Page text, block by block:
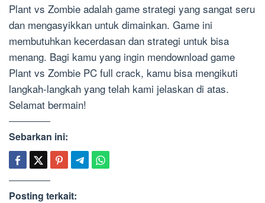
Plant vs Zombie adalah game strategi yang sangat seru
dan mengasyikkan untuk dimainkan. Game ini
membutuhkan kecerdasan dan strategi untuk bisa
menang. Bagi kamu yang ingin mendownload game
Plant vs Zombie PC full crack, kamu bisa mengikuti
langkah-langkah yang telah kami jelaskan di atas.
Selamat bermain!
Sebarkan ini:
Posting terkait: